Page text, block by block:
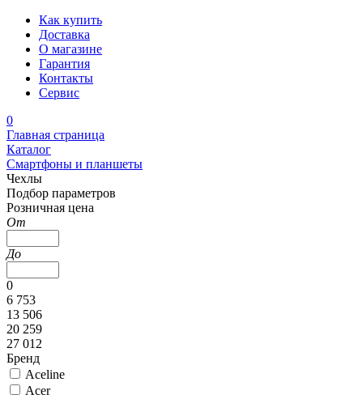
Как купить
Доставка
О магазине
Гарантия
Контакты
Сервис
0
Главная страница
Каталог
Смартфоны и планшеты
Чехлы
Подбор параметров
Розничная цена
От
До
0
6 753
13 506
20 259
27 012
Бренд
Aceline
Acer